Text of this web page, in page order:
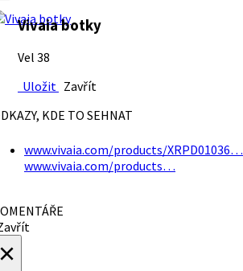
Vivaia botky
Vel 38
Uložit Zavřít
KDE TO SEHNAT
www.vivaia.com/products/XRPD01036…
www.vivaia.com/products…